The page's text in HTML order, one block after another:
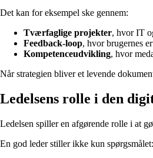
Det kan for eksempel ske gennem:
Tværfaglige projekter, hvor IT
Feedback-loop, hvor brugernes
Kompetenceudvikling, hvor
Når strategien bliver et levende
Ledelsens rolle i den
Ledelsen spiller en afgørende rolle i at
En god leder stiller ikke kun spørgsmålet: